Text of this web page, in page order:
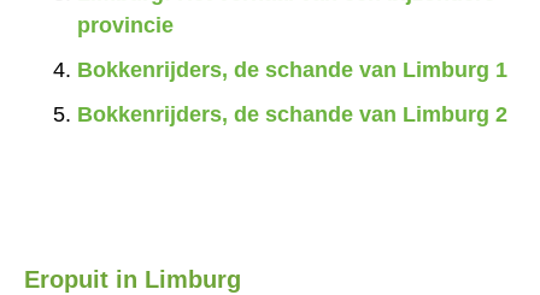
provincie
Bokkenrijders, de schande van Limburg 1
Bokkenrijders, de schande van Limburg 2
Eropuit in Limburg